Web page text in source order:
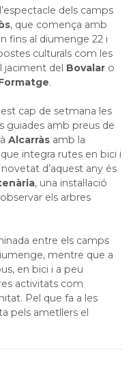
dels camps
, que comença amb
fins al diumenge 22 i
culturals com les
jaciment del Bovalar o
.
cap de setmana les
guiades amb preus de
Alcarràs amb la
que integra rutes en bici i
d’aquest any és
, una instal·lació
els arbres
entre els camps
mentre que a
en bici i a peu
activitats com
Pel que fa a les
pels ametllers el